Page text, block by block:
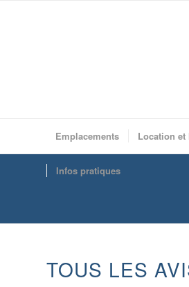
Emplacements Location et
Infos pratiques
TOUS LES